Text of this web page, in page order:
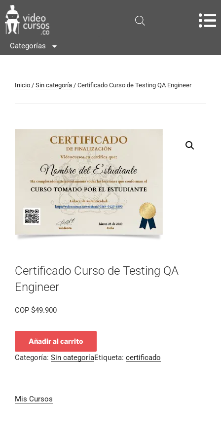
Categorías
Inicio / Sin categoría / Certificado Curso de Testing QA Engineer
Certificado Curso de Testing QA
Engineer
COP $49.900
Añadir al carrito
Categoría: Sin categoríaEtiqueta: certificado
Mis Cursos